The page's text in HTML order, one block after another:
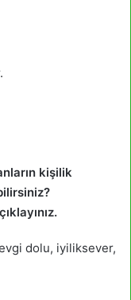
kişilik
dolu, iyiliksever,